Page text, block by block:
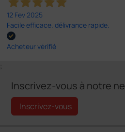
12 Fev 2025
Facile efficace. délivrance rapide.
Acheteur vérifié
;
Inscrivez-vous à notre
Inscrivez-vous